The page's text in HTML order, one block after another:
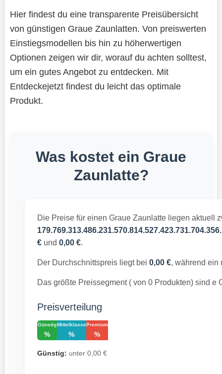
Hier findest du eine transparente Preisübersicht
von günstigen Graue Zaunlatten. Von preiswerten
Einstiegsmodellen bis hin zu höherwertigen
Optionen zeigen wir dir, worauf du achten solltest,
um ein gutes Angebot zu entdecken. Mit
Entdeckejetzt findest du leicht das optimale
Produkt.
Was kostet ein Graue
Zaunlatte?
Die Preise für einen Graue Zaunlatte liegen aktuell
€und 0,00 €.
Der Durchschnittspreis liegt bei 0,00 €, während ein
Das größte Preissegment ( von 0 Produkten) sind e
Preisverteilung
Günstig
%
Mittelklasse
%
Premium
%
Günstig: unter 0,00 €